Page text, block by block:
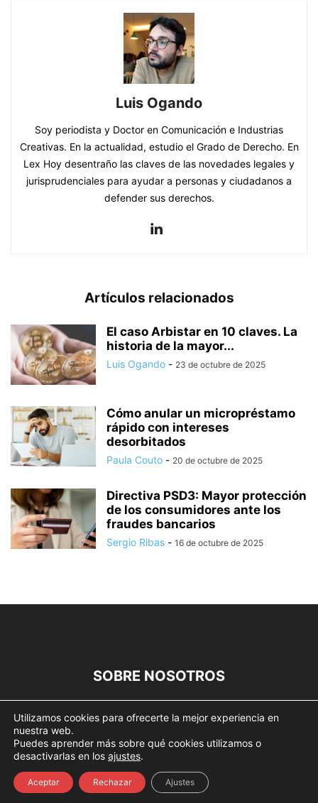
Luis Ogando
Soy periodista y Doctor en Comunicación e Industrias
Creativas. En la actualidad, estudio el Grado de Derecho. En
Lex Hoy desentraño las claves de las novedades legales y
jurisprudenciales para ayudar a personas y ciudadanos a
defender sus derechos.
Artículos relacionados
El caso Arbistar en 10 claves. La
historia de la mayor...
Luis Ogando - 23 de octubre de 2025
Cómo anular un micropréstamo
rápido con intereses
desorbitados
Paula Couto - 20 de octubre de 2025
Directiva PSD3: Mayor protección
de los consumidores ante los
fraudes bancarios
Sergio Ribas - 16 de octubre de 2025
SOBRE NOSOTROS
SÍGUENOS
©
Utilizamos cookies para ofrecerte la mejor experiencia en
nuestra web.
Puedes aprender más sobre qué cookies utilizamos o
desactivarlas en los ajustes.
Aceptar Rechazar Ajustes